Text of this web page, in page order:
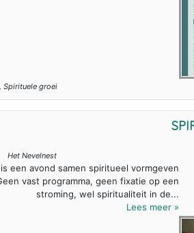
Spirituele groei
Het Nevelnest
een avond samen spiritueel vormgeven
vast programma, geen fixatie op een
stroming, wel spiritualiteit in de...
Lees meer »